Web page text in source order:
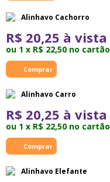
Alinhavo Cachorro
R$ 20,25 à vista
ou 1 x R$ 22,50 no cartão
Alinhavo Carro
R$ 20,25 à vista
ou 1 x R$ 22,50 no cartão
Alinhavo Elefante